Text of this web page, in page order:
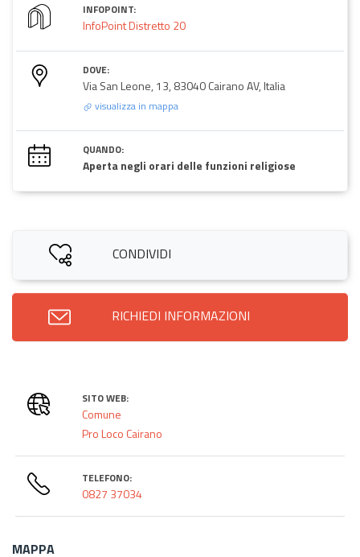
INFOPOINT:
InfoPoint Distretto 20
DOVE:
Via San Leone, 13, 83040 Cairano AV, Italia
visualizza in mappa
QUANDO:
Aperta negli orari delle funzioni religiose
CONDIVIDI
RICHIEDI INFORMAZIONI
SITO WEB:
Comune
Pro Loco Cairano
TELEFONO:
0827 37034
MAPPA